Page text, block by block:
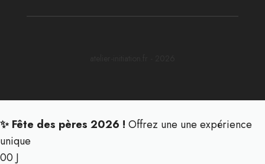
✨ Fête des pères 2026 ! Offrez une une expérience
unique
00 J